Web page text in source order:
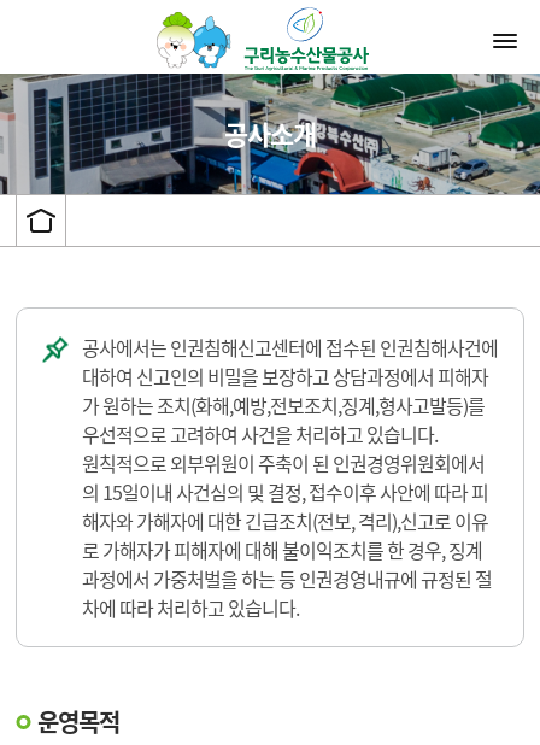
공사소개
공사에서는 인권침해신고센터에 접수된 인권침해사건에
대하여 신고인의 비밀을 보장하고 상담과정에서 피해자
가 원하는 조치(화해,예방,전보조치,징계,형사고발등)를
우선적으로 고려하여 사건을 처리하고 있습니다.
원칙적으로 외부위원이 주축이 된 인권경영위원회에서
의 15일이내 사건심의 및 결정, 접수이후 사안에 따라 피
해자와 가해자에 대한 긴급조치(전보, 격리),신고로 이유
로 가해자가 피해자에 대해 불이익조치를 한 경우, 징계
과정에서 가중처벌을 하는 등 인권경영내규에 규정된 절
차에 따라 처리하고 있습니다.
운영목적